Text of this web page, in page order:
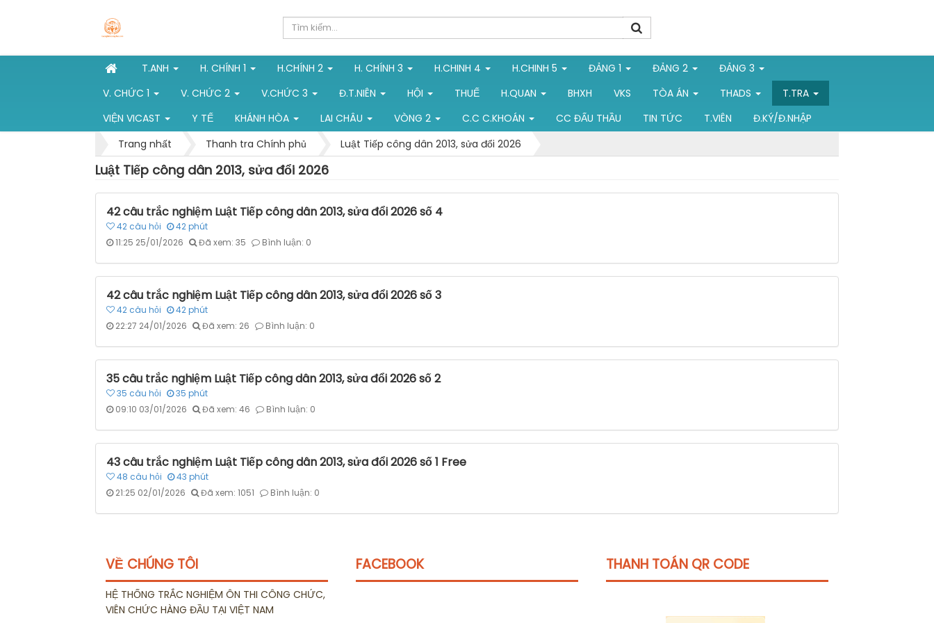
T.ANH H. CHÍNH 1 H.CHÍNH 2 H. CHÍNH 3 H.CHINH 4 H.CHINH 5 ĐẢNG 1 ĐẢNG 2
ĐẢNG 3
V. CHỨC 1
V. CHỨC 2 V.CHỨC 3 Đ.T.NIÊN HỘI THUẾ H.QUAN BHXH VKS TÒA ÁN THADS
T.TRA
VIỆN VICAST
Y TẾ KHÁNH HÒA LAI CHÂU VÒNG 2 C.C C.KHOÁN CC ĐẤU THẦU TIN TỨC T.VIÊN
Đ.KÝ/Đ.NHẬP
Trang nhất
Thanh tra Chính phủ Luật Tiếp công dân 2013, sửa đổi 2026
Luật Tiếp công dân 2013, sửa đổi 2026
42 câu trắc nghiệm Luật Tiếp công dân 2013, sửa đổi 2026 số 4
42 câu hỏi 42phút
11:25 25/01/2026
Đã xem: 35 Bình luận: 0
42 câu trắc nghiệm Luật Tiếp công dân 2013, sửa đổi 2026 số 3
42 câu hỏi 42phút
22:27 24/01/2026
Đã xem: 26 Bình luận: 0
35 câu trắc nghiệm Luật Tiếp công dân 2013, sửa đổi 2026 số 2
35 câu hỏi 35 phút
09:10 03/01/2026
Đã xem: 46 Bình luận: 0
43 câu trắc nghiệm Luật Tiếp công dân 2013, sửa đổi 2026 số 1 Free
48 câu hỏi 43 phút
21:25 02/01/2026
Đã xem: 1051 Bình luận: 0
VỀ CHÚNG TÔI
HỆ THỐNG TRẮC NGHIỆM ÔN THI CÔNG CHỨC,
VIÊN CHỨC HÀNG ĐẦU TẠI VIỆT NAM
FACEBOOK THANH TOÁN QR CODE